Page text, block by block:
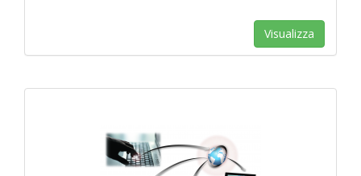
Visualizza